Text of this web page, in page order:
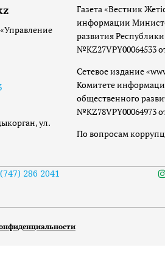
ул.
Газета «Вестник
информации
развития
№KZ27VPY00064533
Сетевое издание
Комитете
общественного
№KZ78VPY00064973
По вопросам
286 2041